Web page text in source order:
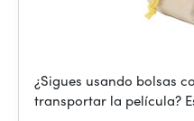
¿Sigues usando bolsas
transportar la película?